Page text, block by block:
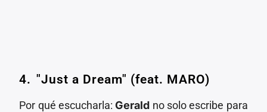
4.⁠ ⁠"Just a Dream" (feat. MARO)
Por qué escucharla:Gerald no solo escribe para